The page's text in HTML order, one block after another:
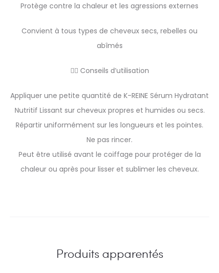
Protège contre la chaleur et les agressions externes
Convient à tous types de cheveux secs, rebelles ou
abîmés
💆‍♀️ Conseils d’utilisation
Appliquer une petite quantité de K-REINE Sérum Hydratant
Nutritif Lissant sur cheveux propres et humides ou secs.
Répartir uniformément sur les longueurs et les pointes.
Ne pas rincer.
Peut être utilisé avant le coiffage pour protéger de la
chaleur ou après pour lisser et sublimer les cheveux.
Produits apparentés